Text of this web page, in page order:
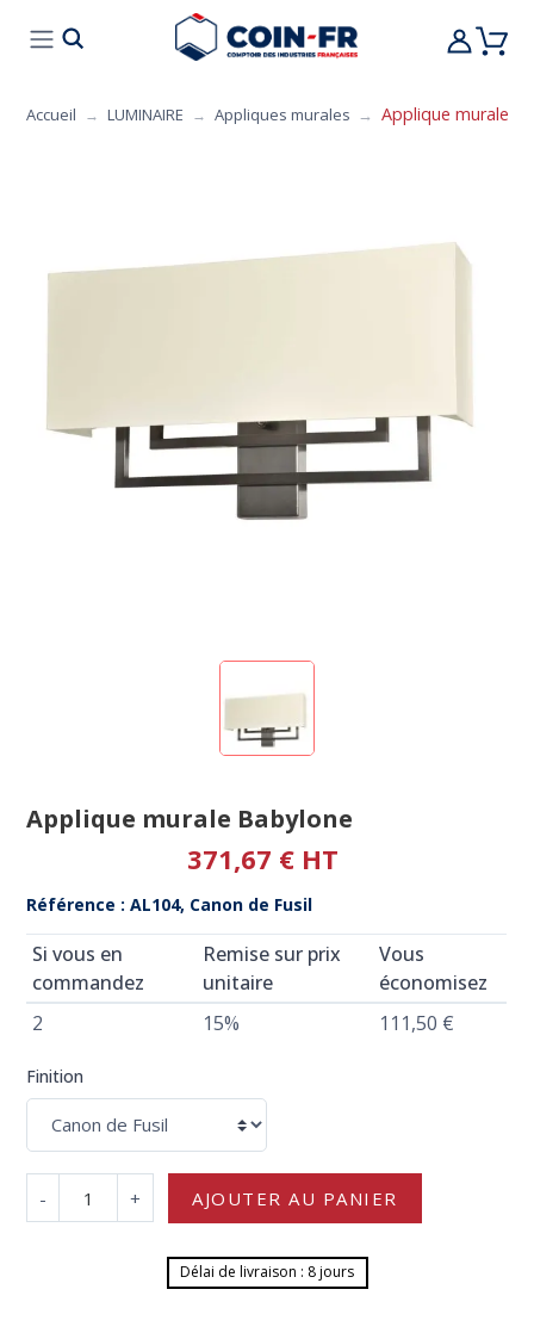
CUISINE MOBILIER
Accueil LUMINAIRE Appliques murales Applique murale
Applique murale Babylone
371,67 € HT
Référence : AL104, Canon de Fusil
Si vous en
commandez
Remise sur prix
unitaire
Vous
économisez
2
15% 111,50 €
Finition
- + AJOUTER AU PANIER
Délai de livraison : 8 jours